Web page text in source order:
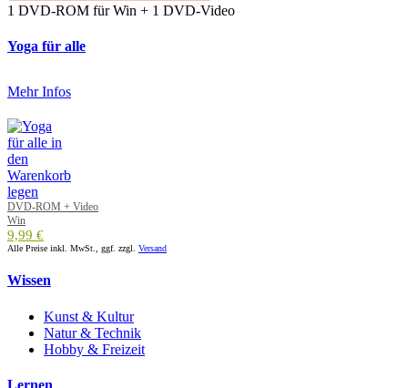
1 DVD-ROM für Win + 1 DVD-Video
Yoga für alle
Mehr Infos
DVD-ROM + Video
Win
9,99 €
Alle Preise inkl. MwSt., ggf. zzgl. Versand
Wissen
Kunst & Kultur
Natur & Technik
Hobby & Freizeit
Lernen